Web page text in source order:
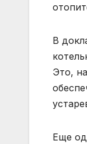
В
Это,
Еще